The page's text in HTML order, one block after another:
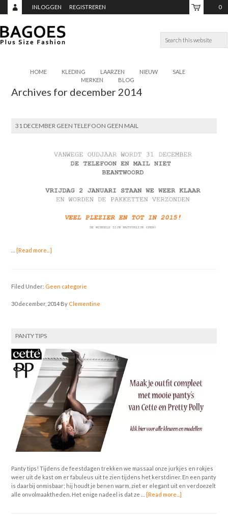
INLOGGEN REGISTREREN 0
€0,00
HOME KLEDING LAARZEN NIEUW
SALE
MERKEN
BLOG
Archives for december 2014
31 DECEMBER GEEN TELEFOON GEEN MAIL
…[Read more...]
Filed Under: Geen categorie
30 december, 2014 By Clementine
PANTY TIPS
Panty tips! Tijdens de feestdagen trekken we massaal onze jurkjes en rokjes
weer uit de kast om er fabuleus uit te zien tijdens het kerstdiner. En een panty
is daarbij onmisbaar; hij houdt je benen warm, ziet er elegant uit en verdoezelt
alle onvolmaaktheden. Het enige nadeel is dat ze …[Read more...]